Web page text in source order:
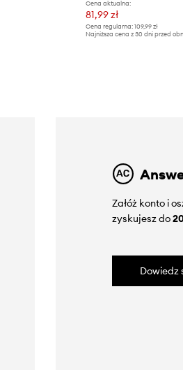
Cena aktualna:
81,99 zł
Cena regularna: 109,99 zł
Najniższa cena z 30 dni przed
Załóż konto i
zyskujesz do
Dowiedz